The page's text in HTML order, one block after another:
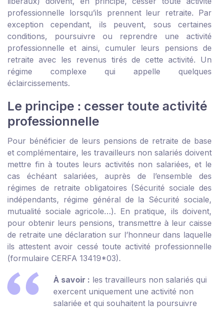
professionnelle lorsqu’ils prennent leur retraite. Par
exception cependant, ils peuvent, sous certaines
conditions, poursuivre ou reprendre une activité
professionnelle et ainsi, cumuler leurs pensions de
retraite avec les revenus tirés de cette activité. Un
régime complexe qui appelle quelques
éclaircissements.
Le principe : cesser toute activité
professionnelle
Pour bénéficier de leurs pensions de retraite de base
et complémentaire, les travailleurs non salariés doivent
mettre fin à toutes leurs activités non salariées, et le
cas échéant salariées, auprès de l’ensemble des
régimes de retraite obligatoires (Sécurité sociale des
indépendants, régime général de la Sécurité sociale,
mutualité sociale agricole…). En pratique, ils doivent,
pour obtenir leurs pensions, transmettre à leur caisse
de retraite une déclaration sur l’honneur dans laquelle
ils attestent avoir cessé toute activité professionnelle
(formulaire CERFA 13419*03).
À savoir : les travailleurs non salariés qui
exercent uniquement une activité non
salariée et qui souhaitent la poursuivre